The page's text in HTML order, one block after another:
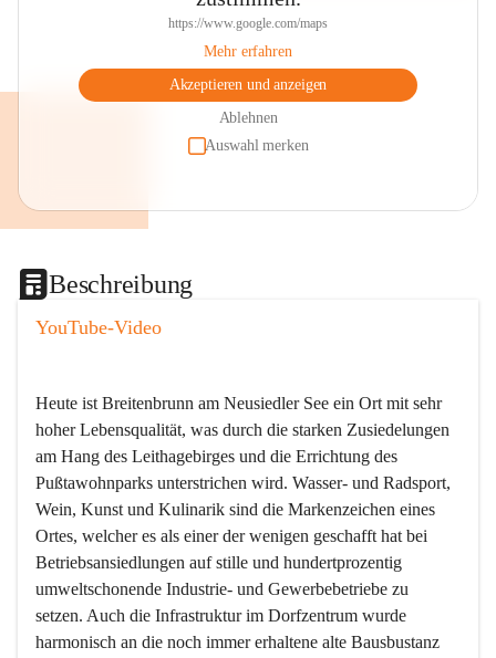
https://www.google.com/maps
Mehr erfahren
Akzeptieren und anzeigen
Ablehnen
Auswahl merken
Beschreibung
YouTube-Video
Heute ist Breitenbrunn am Neusiedler See ein Ort mit sehr
hoher Lebensqualität, was durch die starken Zusiedelungen
am Hang des Leithagebirges und die Errichtung des
Pußtawohnparks unterstrichen wird. Wasser- und Radsport,
Wein, Kunst und Kulinarik sind die Markenzeichen eines
Ortes, welcher es als einer der wenigen geschafft hat bei
Betriebsansiedlungen auf stille und hundertprozentig
umweltschonende Industrie- und Gewerbebetriebe zu
setzen. Auch die Infrastruktur im Dorfzentrum wurde
harmonisch an die noch immer erhaltene alte Bausbustanz